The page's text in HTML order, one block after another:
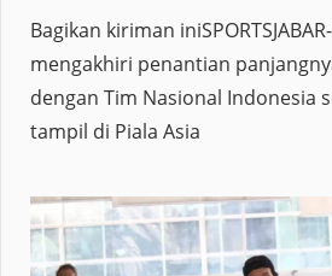
Bagikan kiriman
mengakhiri penantian
dengan Tim Nasional Indonesia
tampil di Piala Asia